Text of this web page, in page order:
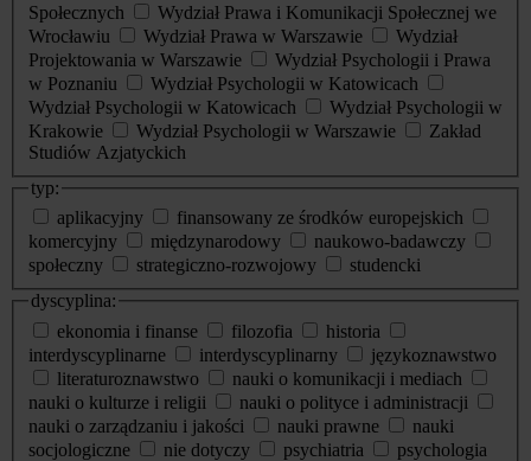
Społecznych
Wydział Prawa i Komunikacji Społecznej we
Wrocławiu
Wydział Prawa w Warszawie
Wydział
Projektowania w Warszawie
Wydział Psychologii i Prawa
w Poznaniu
Wydział Psychologii w Katowicach
Wydział Psychologii w Katowicach
Wydział Psychologii w
Krakowie
Wydział Psychologii w Warszawie
Zakład
Studiów Azjatyckich
typ:
aplikacyjny
finansowany ze środków europejskich
komercyjny
międzynarodowy
naukowo-badawczy
społeczny
strategiczno-rozwojowy
studencki
dyscyplina:
ekonomia i finanse
filozofia
historia
interdyscyplinarne
interdyscyplinarny
językoznawstwo
literaturoznawstwo
nauki o komunikacji i mediach
nauki o kulturze i religii
nauki o polityce i administracji
nauki o zarządzaniu i jakości
nauki prawne
nauki
socjologiczne
nie dotyczy psychiatria
psychologia